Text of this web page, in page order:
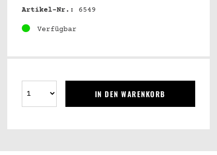
Artikel-Nr.: 6549
Verfügbar
IN DEN WARENKORB